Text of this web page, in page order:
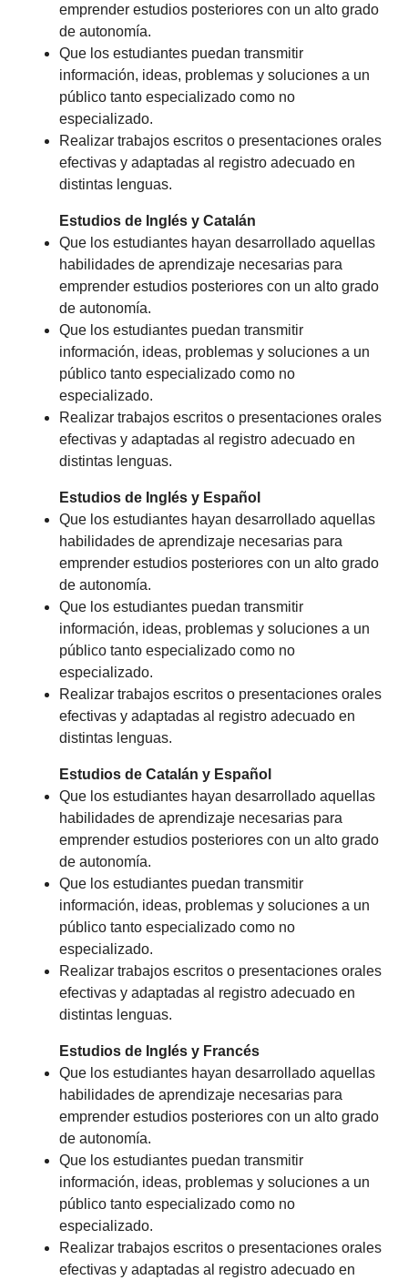
emprender estudios posteriores con un alto grado
de autonomía.
Que los estudiantes puedan transmitir
información, ideas, problemas y soluciones a un
público tanto especializado como no
especializado.
Realizar trabajos escritos o presentaciones orales
efectivas y adaptadas al registro adecuado en
distintas lenguas.
Estudios de Inglés y Catalán
Que los estudiantes hayan desarrollado aquellas
habilidades de aprendizaje necesarias para
emprender estudios posteriores con un alto grado
de autonomía.
Que los estudiantes puedan transmitir
información, ideas, problemas y soluciones a un
público tanto especializado como no
especializado.
Realizar trabajos escritos o presentaciones orales
efectivas y adaptadas al registro adecuado en
distintas lenguas.
Estudios de Inglés y Español
Que los estudiantes hayan desarrollado aquellas
habilidades de aprendizaje necesarias para
emprender estudios posteriores con un alto grado
de autonomía.
Que los estudiantes puedan transmitir
información, ideas, problemas y soluciones a un
público tanto especializado como no
especializado.
Realizar trabajos escritos o presentaciones orales
efectivas y adaptadas al registro adecuado en
distintas lenguas.
Estudios de Catalán y Español
Que los estudiantes hayan desarrollado aquellas
habilidades de aprendizaje necesarias para
emprender estudios posteriores con un alto grado
de autonomía.
Que los estudiantes puedan transmitir
información, ideas, problemas y soluciones a un
público tanto especializado como no
especializado.
Realizar trabajos escritos o presentaciones orales
efectivas y adaptadas al registro adecuado en
distintas lenguas.
Estudios de Inglés y Francés
Que los estudiantes hayan desarrollado aquellas
habilidades de aprendizaje necesarias para
emprender estudios posteriores con un alto grado
de autonomía.
Que los estudiantes puedan transmitir
información, ideas, problemas y soluciones a un
público tanto especializado como no
especializado.
Realizar trabajos escritos o presentaciones orales
efectivas y adaptadas al registro adecuado en